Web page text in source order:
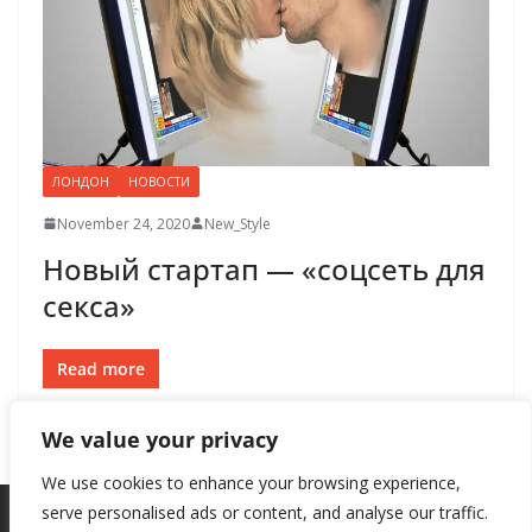
We value your privacy
We use cookies to enhance your browsing experience,
serve personalised ads or content, and analyse our traffic.
ЛОНДОН НОВОСТИ
November 24, 2020 New_Style
Новый стартап — «соцсеть для
секса»
Read more